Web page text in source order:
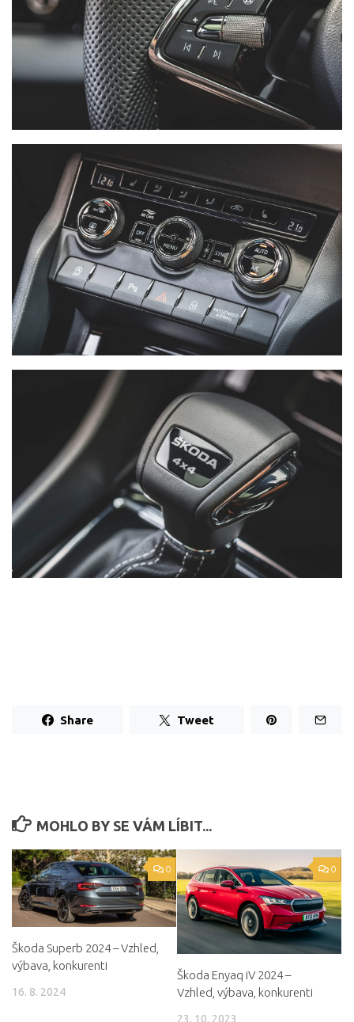
Share Tweet
MOHLO BY SE VÁM LÍBIT...
0
Škoda Superb 2024 – Vzhled,
výbava, konkurenti
16. 8. 2024
0
Škoda Enyaq iV 2024 –
Vzhled, výbava, konkurenti
23. 10. 2023